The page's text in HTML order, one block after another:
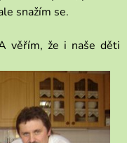
snažím se.
věřím, že i naše děti